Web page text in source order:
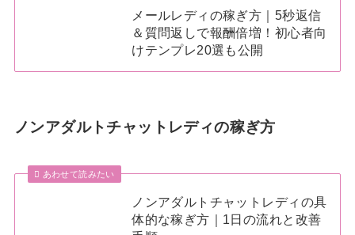
メールレディの稼ぎ方｜5秒返信
＆質問返しで報酬倍増！初心者向
けテンプレ20選も公開
ノンアダルトチャットレディの稼ぎ方
あわせて読みたい
ノンアダルトチャットレディの具
体的な稼ぎ方｜1日の流れと改善